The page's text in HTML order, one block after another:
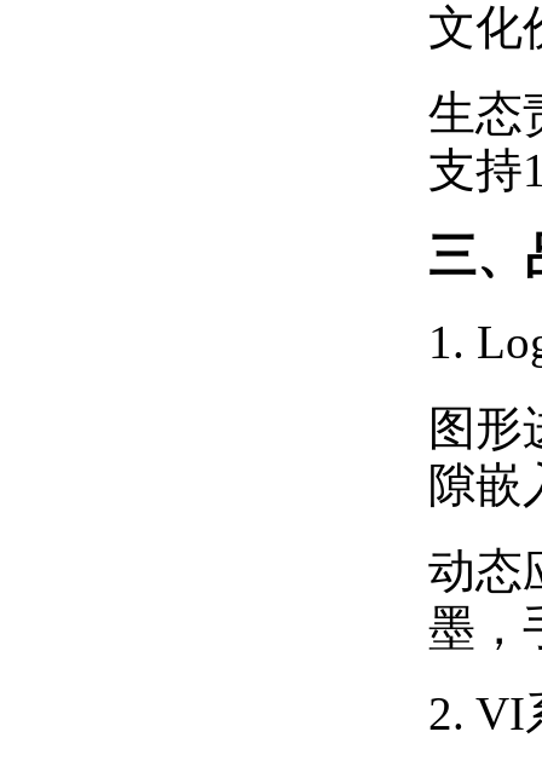
文化
生态
支持
三、
1.
图形
隙嵌
动态
墨，
2. VI